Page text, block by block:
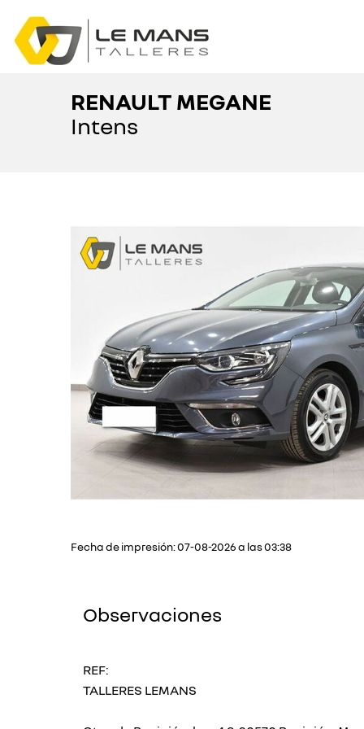
RENAULT MEGANE
Intens
Fecha de impresión: 07-08-2026 a las 03:38
Observaciones
REF:
TALLERES LEMANS